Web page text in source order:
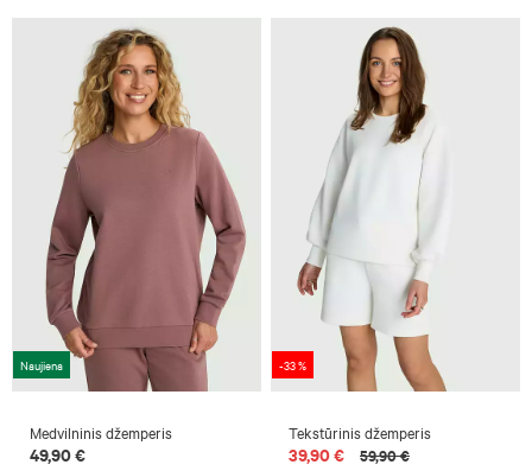
Naujiena
Medvilninis džemperis
49,90 €
-33 %
Tekstūrinis džemperis
39,90 € 59,90 €